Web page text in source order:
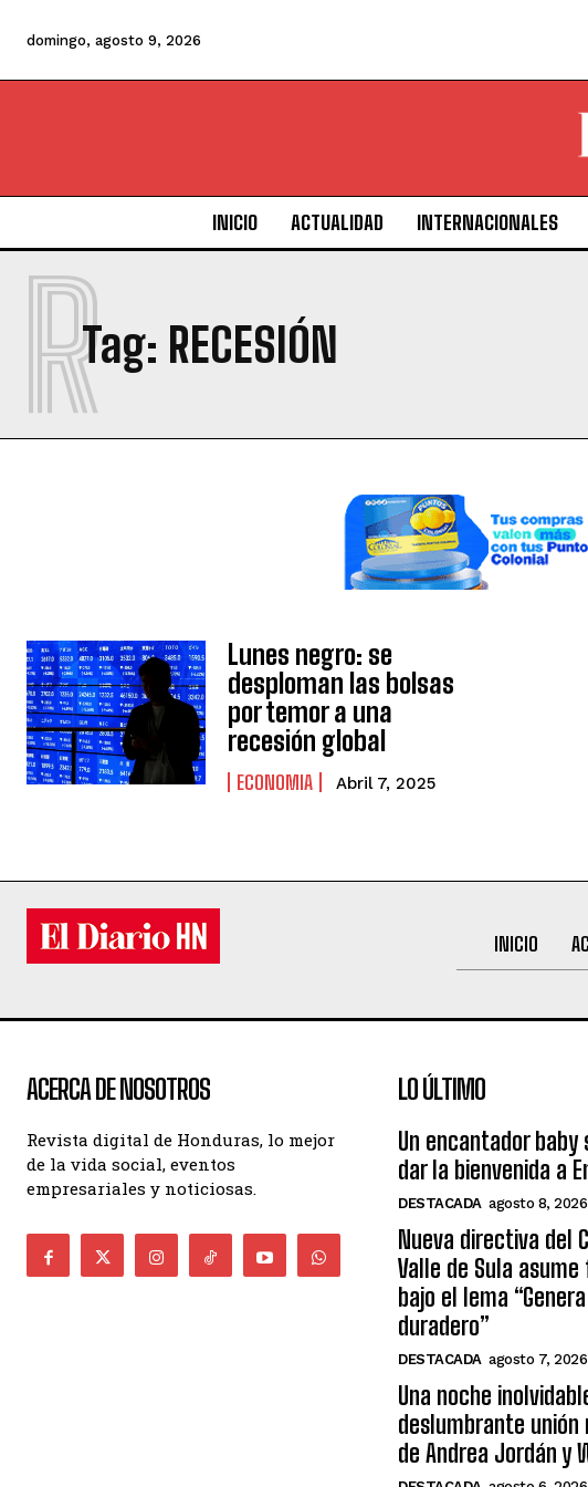
domingo, agosto 9, 2026
INICIO ACTUALIDAD INTERNACIONALES
Tag: RECESIÓN
R
Lunes negro: se
desploman las bolsas
por temor a una
recesión global
ECONOMIA Abril 7, 2025
INICIO
ACERCA DE NOSOTROS
Revista digital de Honduras, lo mejor
de la vida social, eventos
empresariales y noticiosas.
LO ÚLTIMO
Un encantador baby
dar la bienvenida a
DESTACADA agosto 8, 2026
Nueva directiva del
Valle de Sula
bajo el lema
duradero”
DESTACADA agosto 7, 2026
Una noche
deslumbrante unión
de Andrea Jordán y